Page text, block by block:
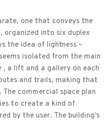
one that conveys the
organized into six duplex
the idea of lightness –
isolated from the main
, a lift and a gallery on each
and trails, making that
commercial space plan
to create a kind of
by the user. The building’s